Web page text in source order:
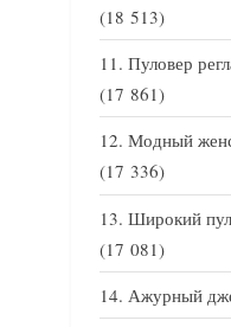
(18 513)
Пуловер
(17 861)
Модный
(17 336)
Широкий
(17 081)
Ажурный